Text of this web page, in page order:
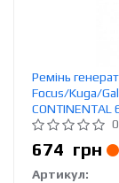
Ремінь
Focus/Kuga/
CONTINENTAL
674 грн
Артикул: